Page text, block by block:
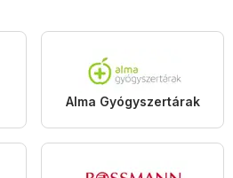
Alma Gyógyszertárak